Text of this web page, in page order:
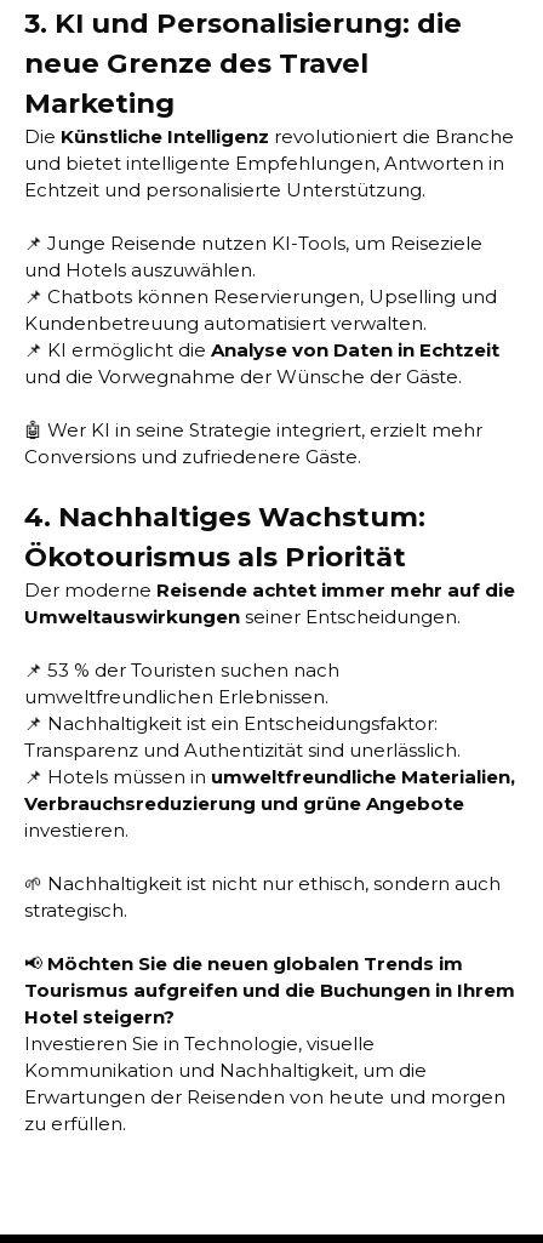
3. KI und Personalisierung: die
neue Grenze des Travel
Marketing
Die Künstliche Intelligenz revolutioniert die Branche
und bietet intelligente Empfehlungen, Antworten in
Echtzeit und personalisierte Unterstützung.
📌 Junge Reisende nutzen KI-Tools, um Reiseziele
und Hotels auszuwählen.
📌 Chatbots können Reservierungen, Upselling und
Kundenbetreuung automatisiert verwalten.
📌 KI ermöglicht die Analyse von Daten in Echtzeit
und die Vorwegnahme der Wünsche der Gäste.
🤖 Wer KI in seine Strategie integriert, erzielt mehr
Conversions und zufriedenere Gäste.
4. Nachhaltiges Wachstum:
Ökotourismus als Priorität
Der moderne Reisende achtet immer mehr auf die
Umweltauswirkungen seiner Entscheidungen.
📌 53 % der Touristen suchen nach
umweltfreundlichen Erlebnissen.
📌 Nachhaltigkeit ist ein Entscheidungsfaktor:
Transparenz und Authentizität sind unerlässlich.
📌 Hotels müssen in umweltfreundliche Materialien,
Verbrauchsreduzierung und grüne Angebote
investieren.
🌱 Nachhaltigkeit ist nicht nur ethisch, sondern auch
strategisch.
📢 Möchten Sie die neuen globalen Trends im
Tourismus aufgreifen und die Buchungen in Ihrem
Hotel steigern?
Investieren Sie in Technologie, visuelle
Kommunikation und Nachhaltigkeit, um die
Erwartungen der Reisenden von heute und morgen
zu erfüllen.